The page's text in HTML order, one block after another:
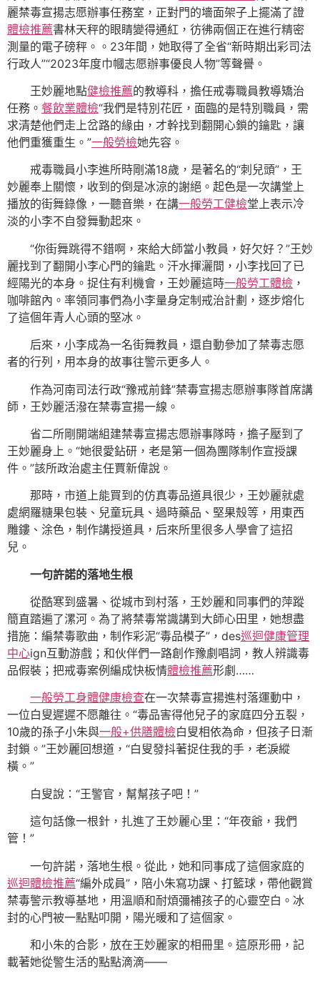
麗禁毒宣揚志愿辦事任務室，正對門的墻面架子上擺滿了證
體檢推薦書林天秤的眼睛變得通紅，彷彿兩個正在進行精密
測量的電子磅秤。。23年間，她取得了全省“新時期出彩司法
行政人”“2023年度巾幗志愿辦事優良人物”等聲譽。
王妙麗地點健檢推薦的教導科，擔任戒毒職員教導矯治
任務。 餐飲業體檢“我們是特別花匠，面臨的是特別職員，需
求清楚他們走上岔路的緣由，才幹找到翻開心鎖的鑰匙，讓
他們重獲重生。”一般勞檢她先容。
戒毒職員小李進所時剛滿18歲，是著名的“刺兒頭”，王
妙麗奉上關懷，收到的倒是冰涼的謝絕。起色是一次講堂上
播放的街舞錄像，一聽音樂，在講一般勞工健檢堂上表示冷
淡的小李不自發舞動起來。
“你街舞跳得不錯啊，來給大師當小教員，好欠好？”王妙
麗找到了翻開小李心門的鑰匙。汗水揮灑間，小李找回了已
經陽光的本身。捉住有利機會，王妙麗這時一般勞工體檢 ，
咖啡館內。率領同事們為小李量身定制戒治計劃，逐步熔化
了這個年青人心頭的堅冰。
后來，小李成為一名街舞教員，還自動參加了禁毒志愿
者的行列，用本身的故事往警示更多人。
作為河南司法行政“豫戒前鋒”禁毒宣揚志愿辦事隊首席講
師，王妙麗活潑在禁毒宣揚一線。
省二所剛開端組建禁毒宣揚志愿辦事隊時，擔子壓到了
王妙麗身上。“她很愛鉆研，老是第一個為團隊制作宣授課
件。”該所政治處主任賈新偉說。
那時，市道上能買到的仿真毒品道具很少，王妙麗就處
處網羅糖果包裝、兒童玩具、過時藥品、堅果殼等，用東西
雕鏤、涂色，制作講授道具，后來所里很多人學會了這招
兒。
一句許諾的落地生根
從酷寒到盛暑、從城市到村落，王妙麗和同事們的萍蹤
簡直踏遍了漯河。為了將禁毒常識講到大師心田里，她想盡
措施：編禁毒歌曲，制作彩泥“毒品模子”，des巡迴健康管理
中心ign互動游戲；和伙伴們一路創作豫劇唱詞，教人辨識毒
品假裝；把戒毒案例編成快板情體檢推薦形劇……
一般勞工身體健康檢查在一次禁毒宣揚進村落運動中，
一位白叟遲遲不愿離往。“毒品害得他兒子的家庭四分五裂，
10歲的孫子小朱與一般+供膳體檢白叟相依為命，但孩子日漸
封鎖。”王妙麗回想道，“白叟發抖著捉住我的手，老淚縱
橫。”
白叟說：“王警官，幫幫孩子吧！”
這句話像一根針，扎進了王妙麗心里：“年夜爺，我們
管！”
一句許諾，落地生根。從此，她和同事成了這個家庭的
巡迴體檢推薦“編外成員”，陪小朱寫功課、打籃球，帶他觀賞
禁毒警示教導基地，用溫順和耐煩彌補孩子的心靈空白。冰
封的心門被一點點叩開，陽光暖和了這個家。
和小朱的合影，放在王妙麗家的相冊里。這原形冊，記
載著她從警生活的點點滴滴——